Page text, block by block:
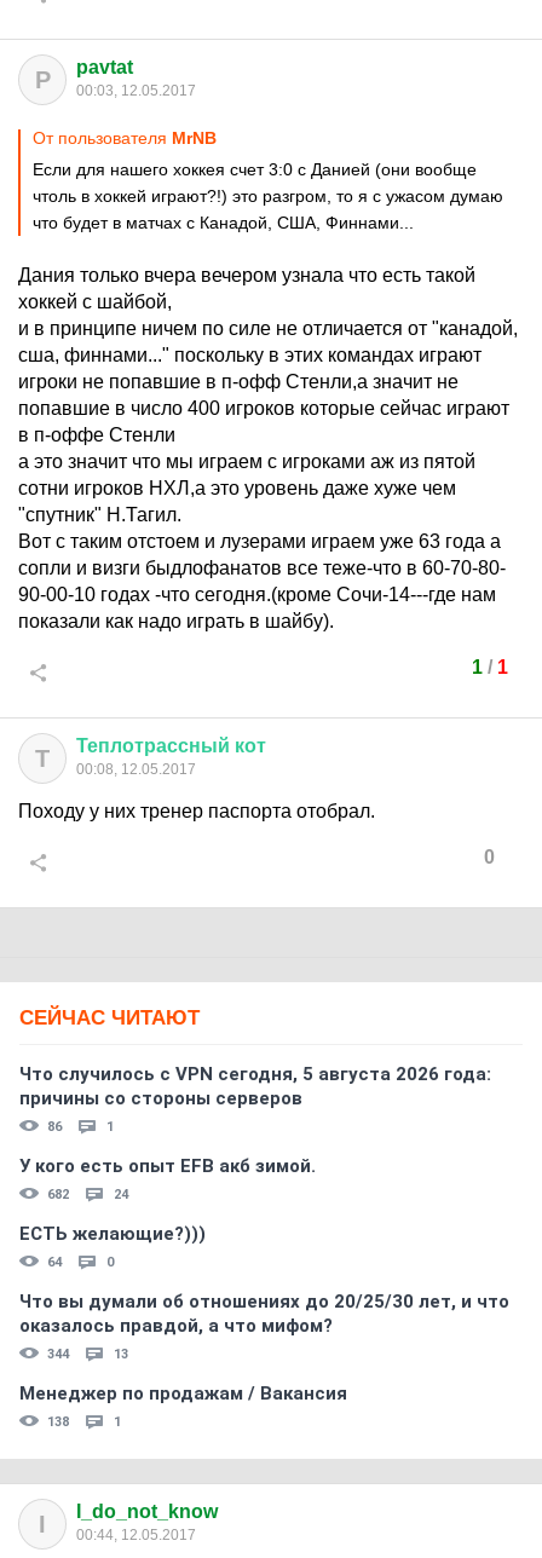
P pavtat
00:03, 12.05.2017
От пользователя MrNB
Если для нашего хоккея счет 3:0 с Данией (они вообще
чтоль в хоккей играют?!) это разгром, то я с ужасом думаю
что будет в матчах с Канадой, США, Финнами...
Дания только вчера вечером узнала что есть такой
хоккей с шайбой,
и в принципе ничем по силе не отличается от "канадой,
сша, финнами..." поскольку в этих командах играют
игроки не попавшие в п-офф Стенли,а значит не
попавшие в число 400 игроков которые сейчас играют
в п-оффе Стенли
а это значит что мы играем с игроками аж из пятой
сотни игроков НХЛ,а это уровень даже хуже чем
"спутник" Н.Тагил.
Вот с таким отстоем и лузерами играем уже 63 года а
сопли и визги быдлофанатов все теже-что в 60-70-80-
90-00-10 годах -что сегодня.(кроме Сочи-14---где нам
показали как надо играть в шайбу).
1/ 1
Т Теплотрассный кот
00:08, 12.05.2017
Походу у них тренер паспорта отобрал.
0
СЕЙЧАС ЧИТАЮТ
Что случилось с VPN сегодня, 5 августа 2026 года:
причины со стороны серверов
86 1
У кого есть опыт EFB акб зимой.
682 24
ЕСТЬ желающие?)))
64 0
Что вы думали об отношениях до 20/25/30 лет, и что
оказалось правдой, а что мифом?
344 13
Менеджер по продажам / Вакансия
138 1
I I_do_not_know
00:44, 12.05.2017